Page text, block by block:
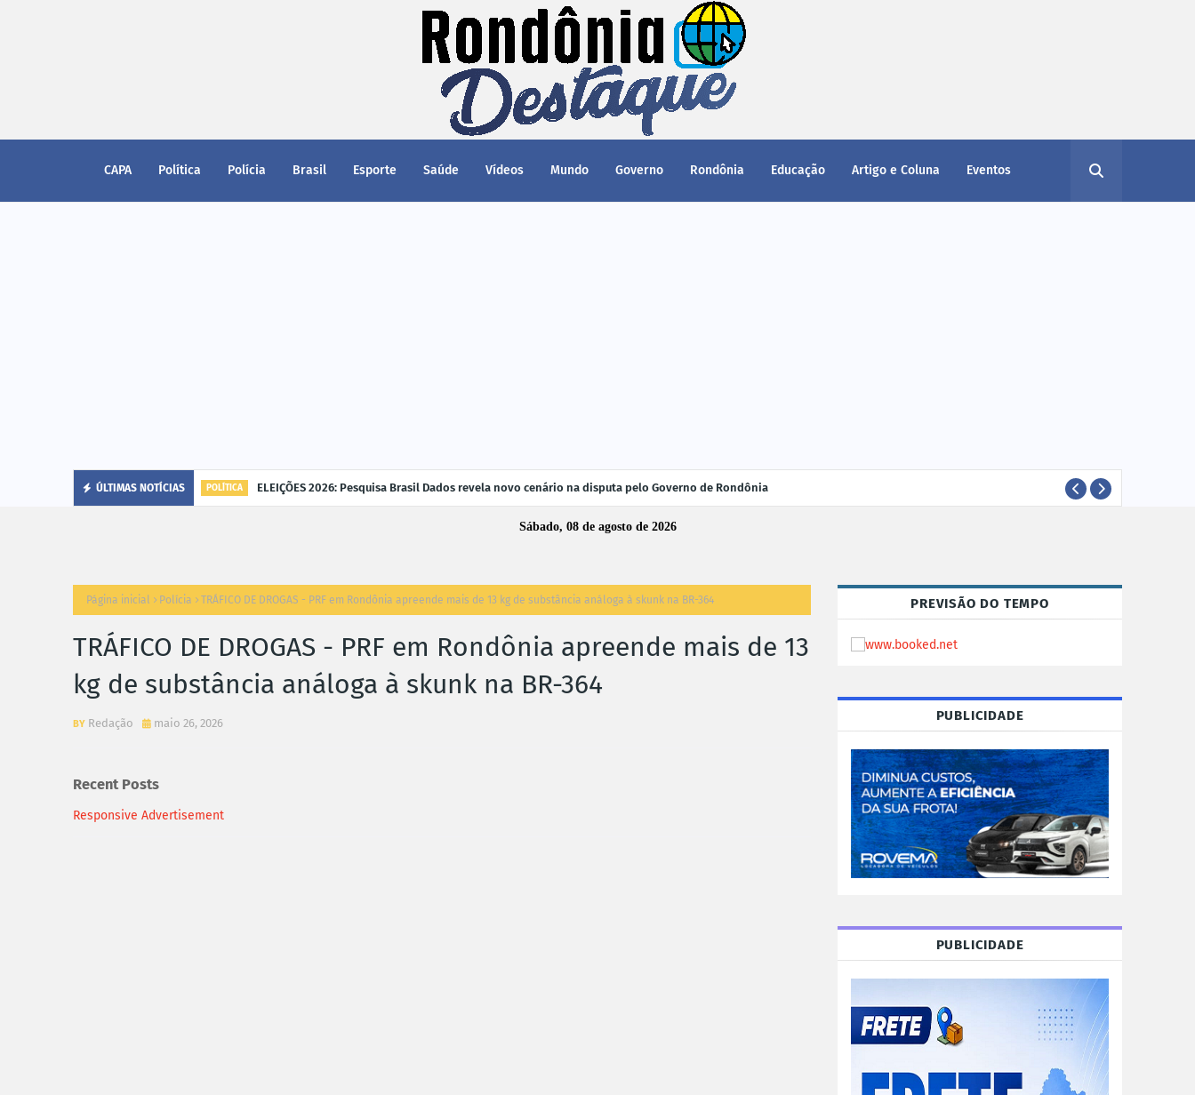
CAPA Política Polícia Brasil Esporte Saúde Vídeos Mundo Governo Rondônia Educação Artigo e Coluna Eventos
ÚLTIMAS NOTÍCIAS POLÍTICA ELEIÇÕES 2026: Pesquisa Brasil Dados revela novo cenário na disputa pelo Governo de Rondônia
Sábado, 08 de agosto de 2026
Página inicial Polícia TRÁFICO DE DROGAS - PRF em Rondônia apreende mais de 13 kg de substância análoga à skunk na BR-364
TRÁFICO DE DROGAS - PRF em Rondônia apreende mais de 13
kg de substância análoga à skunk na BR-364
Redação maio 26, 2026
Recent Posts
Responsive Advertisement
PREVISÃO DO TEMPO
PUBLICIDADE
PUBLICIDADE